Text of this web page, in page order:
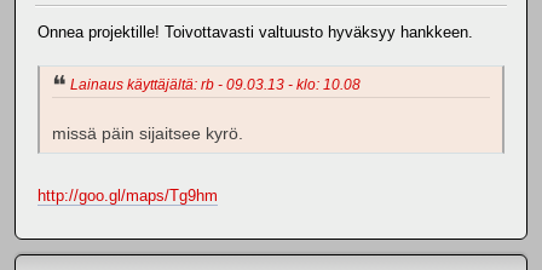
Onnea projektille! Toivottavasti valtuusto hyväksyy hankkeen.
Lainaus käyttäjältä: rb - 09.03.13 - klo: 10.08
missä päin sijaitsee kyrö.
http://goo.gl/maps/Tg9hm